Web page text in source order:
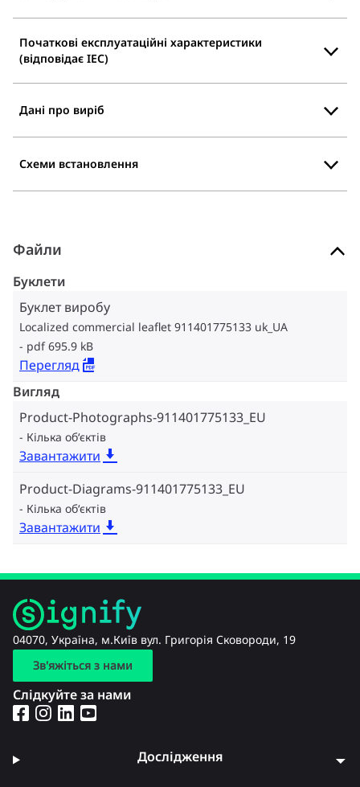
Початкові експлуатаційні характеристики
(відповідає IEC)
Дані про виріб
Схеми встановлення
Файли
Буклети
Буклет виробу
Localized commercial leaflet 911401775133 uk_UA
pdf 695.9 kB
Перегляд
Вигляд
Product-Photographs-911401775133_EU
Кілька об‘єктів
Завантажити
Product-Diagrams-911401775133_EU
Кілька об‘єктів
Завантажити
04070, Україна, м.Київ вул. Григорія Сковороди, 19
Зв'яжіться з нами
Слідкуйте за нами
Дослідження